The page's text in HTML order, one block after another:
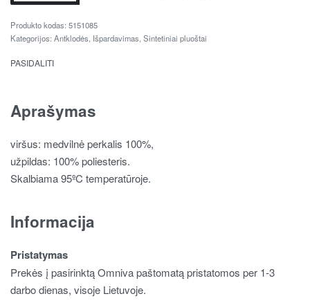
5151085
Kategorijos: Antklodės, Išpardavimas, Sintetiniai pluoštai
PASIDALITI
Aprašymas
viršus: medvilnė perkalis 100%,
užpildas: 100% poliesteris.
Skalbiama 95ºC temperatūroje.
Informacija
Pristatymas
Prekės į pasirinktą Omniva paštomatą pristatomos per 1-3
darbo dienas, visoje Lietuvoje.